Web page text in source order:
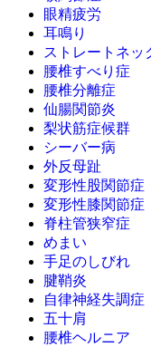
眼精疲労
耳鳴り
ストレートネッ
腰椎すべり症
腰椎分離症
仙腸関節炎
梨状筋症候群
シーバー病
外反母趾
変形性股関節症
変形性膝関節症
脊柱管狭窄症
めまい
手足のしびれ
腱鞘炎
自律神経失調症
五十肩
腰椎ヘルニア